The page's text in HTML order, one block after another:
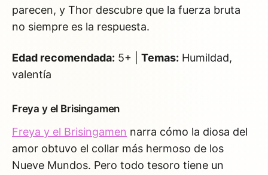
parecen, y Thor descubre que la fuerza bruta
no siempre es la respuesta.
Edad recomendada: 5+ | Temas: Humildad,
valentía
Freya y el Brisingamen
Freya y el Brisingamen narra cómo la diosa del
amor obtuvo el collar más hermoso de los
Nueve Mundos. Pero todo tesoro tiene un